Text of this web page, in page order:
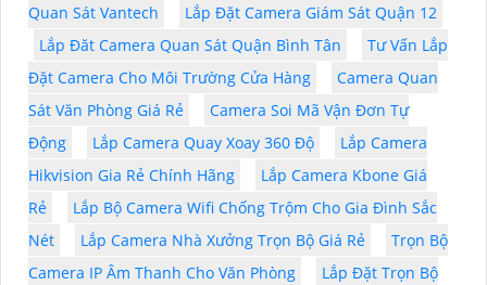
Quan Sát Vantech
Lắp Đặt Camera Giám Sát Quận 12
Lắp Đăt Camera Quan Sát Quận Bình Tân
Tư Vấn Lắp
Đặt Camera Cho Môi Trường Cửa Hàng
Camera Quan
Sát Văn Phòng Giá Rẻ
Camera Soi Mã Vận Đơn Tự
Động
Lắp Camera Quay Xoay 360 Độ
Lắp Camera
Hikvision Gia Rẻ Chính Hãng
Lắp Camera Kbone Giá
Rẻ
Lắp Bộ Camera Wifi Chống Trộm Cho Gia Đình Sắc
Nét
Lắp Camera Nhà Xưởng Trọn Bộ Giá Rẻ
Trọn Bộ
Camera IP Âm Thanh Cho Văn Phòng
Lắp Đặt Trọn Bộ